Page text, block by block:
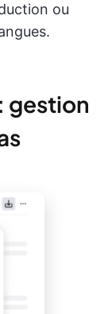
ou
gestion